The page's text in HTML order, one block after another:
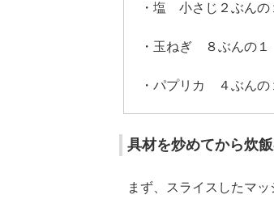
・塩 小さじ２ぶんの
・玉ねぎ ８ぶんの１
・パプリカ ４ぶんの
具材を炒めてから炊
まず、スライスしたマ